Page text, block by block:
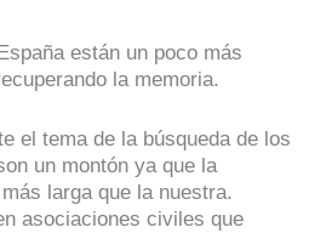
están un poco más
la memoria.
el tema de la búsqueda de los
un montón ya que la
larga que la nuestra.
asociaciones civiles que